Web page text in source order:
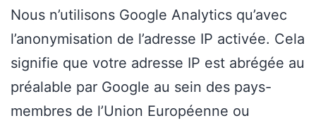
Nous n’utilisons Google Analytics qu’avec
l’anonymisation de l’adresse IP activée. Cela
signifie que votre adresse IP est abrégée au
préalable par Google au sein des pays-
membres de l’Union Européenne ou